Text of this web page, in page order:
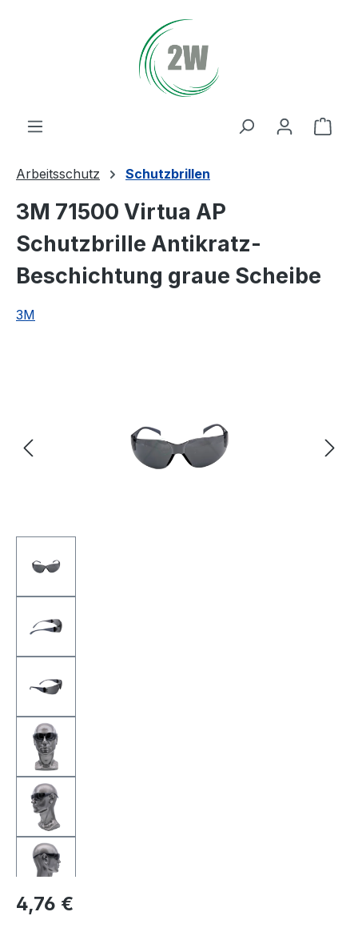
Arbeitsschutz Schutzbrillen
3M 71500 Virtua AP
Schutzbrille Antikratz-
Beschichtung graue Scheibe
3M
Regulärer Preis:
4,76 €